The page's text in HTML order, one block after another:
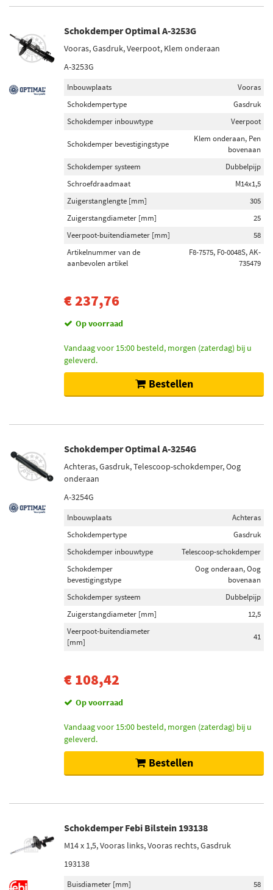
Schokdemper Optimal A-3253G
Vooras, Gasdruk, Veerpoot, Klem onderaan
A-3253G
Inbouwplaats
Vooras
Schokdempertype
Gasdruk
Schokdemper inbouwtype
Veerpoot
Schokdemper bevestigingstype
Klem onderaan, Pen
bovenaan
Schokdemper systeem
Dubbelpijp
Schroefdraadmaat
M14x1,5
Zuigerstanglengte [mm]
305
Zuigerstangdiameter [mm]
25
Veerpoot-buitendiameter [mm]
58
Artikelnummer van de
aanbevolen artikel
F8-7575, F0-0048S, AK-
735479
€ 237,76
Op voorraad
Vandaag voor 15:00 besteld, morgen (zaterdag) bij u
geleverd.
Bestellen
Schokdemper Optimal A-3254G
Achteras, Gasdruk, Telescoop-schokdemper, Oog
onderaan
A-3254G
Inbouwplaats
Achteras
Schokdempertype
Gasdruk
Schokdemper inbouwtype
Telescoop-schokdemper
Schokdemper
bevestigingstype
Oog onderaan, Oog
bovenaan
Schokdemper systeem
Dubbelpijp
Zuigerstangdiameter [mm]
12,5
Veerpoot-buitendiameter
[mm]
41
€ 108,42
Op voorraad
Vandaag voor 15:00 besteld, morgen (zaterdag) bij u
geleverd.
Bestellen
Schokdemper Febi Bilstein 193138
M14 x 1,5, Vooras links, Vooras rechts, Gasdruk
193138
Buisdiameter [mm]
58